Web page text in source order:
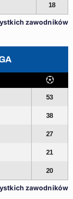
18
zawodników
53
38
27
21
20
zawodników